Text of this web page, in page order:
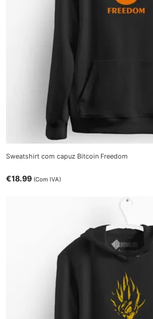
Sweatshirt com capuz Bitcoin Freedom
€18.99 (Com IVA)